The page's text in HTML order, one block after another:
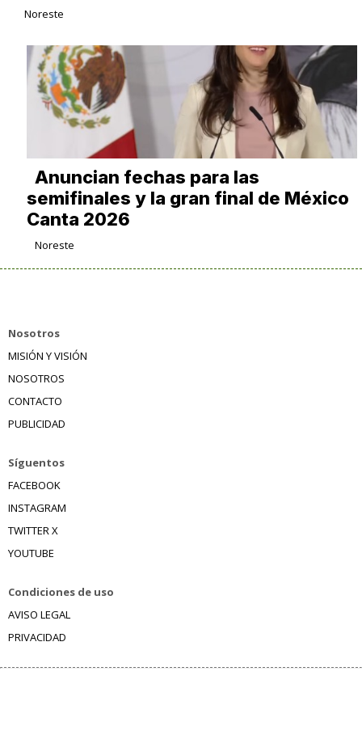
Noreste
Anuncian fechas para las
semifinales y la gran final de México
Canta 2026
Noreste
Nosotros
MISIÓN Y VISIÓN
NOSOTROS
CONTACTO
PUBLICIDAD
Síguentos
FACEBOOK
INSTAGRAM
TWITTER X
YOUTUBE
Condiciones de uso
AVISO LEGAL
PRIVACIDAD